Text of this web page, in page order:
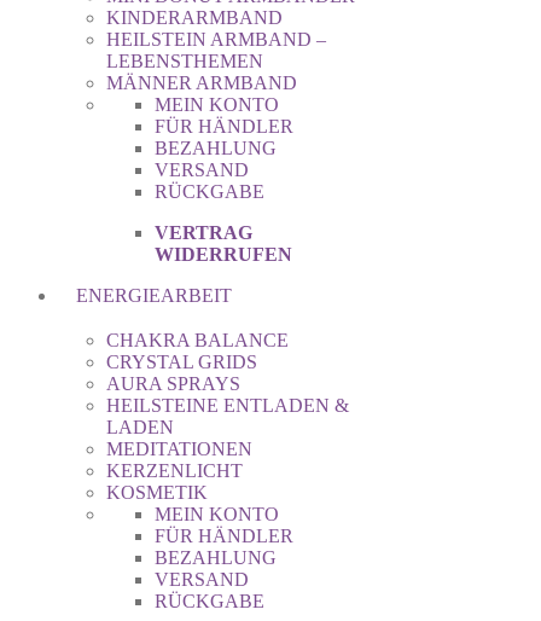
KINDERARMBAND
HEILSTEIN ARMBAND –
LEBENSTHEMEN
MÄNNER ARMBAND
MEIN KONTO
FÜR HÄNDLER
BEZAHLUNG
VERSAND
RÜCKGABE
VERTRAG
WIDERRUFEN
ENERGIEARBEIT
CHAKRA BALANCE
CRYSTAL GRIDS
AURA SPRAYS
HEILSTEINE ENTLADEN &
LADEN
MEDITATIONEN
KERZENLICHT
KOSMETIK
MEIN KONTO
FÜR HÄNDLER
BEZAHLUNG
VERSAND
RÜCKGABE